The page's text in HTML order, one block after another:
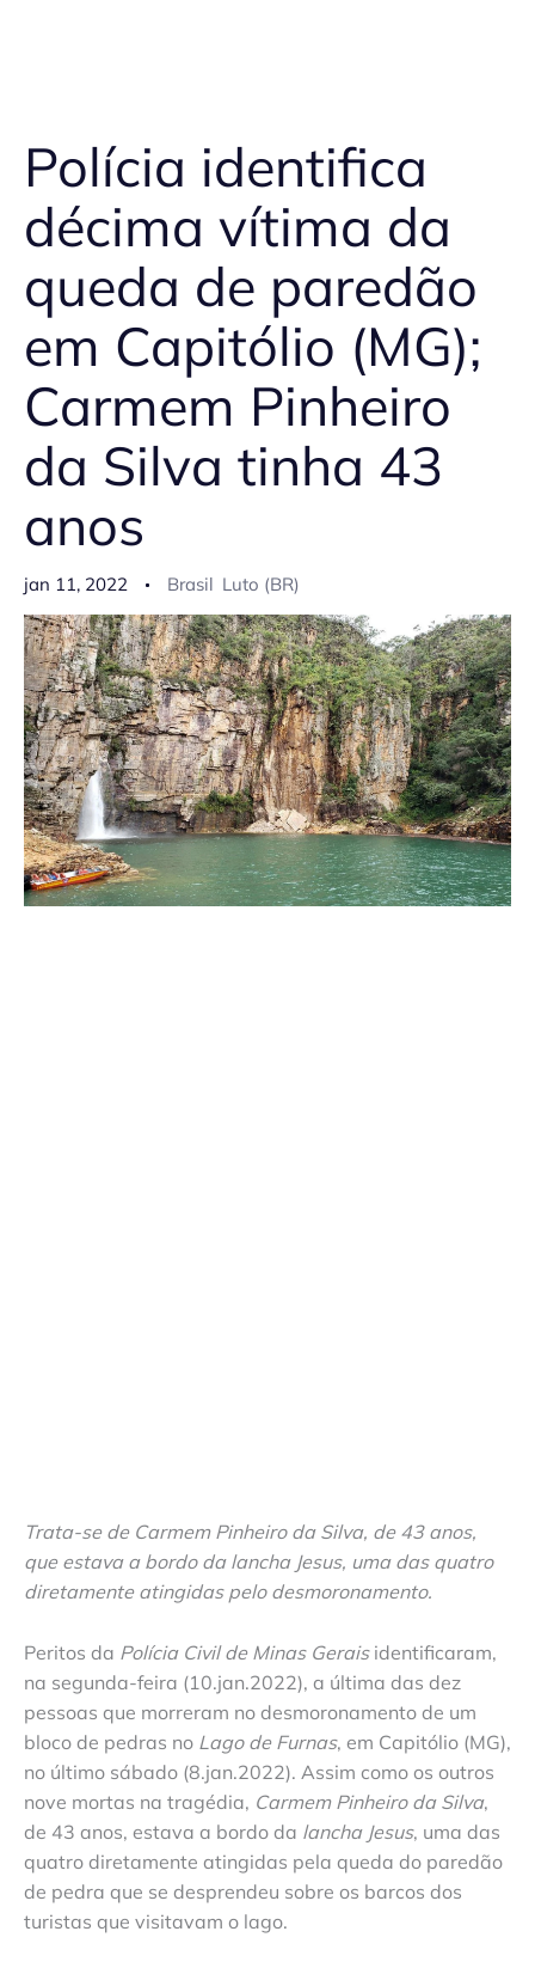
Polícia identifica
décima vítima da
queda de paredão
em Capitólio (MG);
Carmem Pinheiro
da Silva tinha 43
anos
jan 11, 2022 Brasil Luto (BR)
Trata-se de Carmem Pinheiro da Silva, de 43 anos,
que estava a bordo da lancha Jesus, uma das quatro
diretamente atingidas pelo desmoronamento.
Peritos da Polícia Civil de Minas Geraisidentificaram,
na segunda-feira (10.jan.2022), a última das dez
pessoas que morreram no desmoronamento de um
bloco de pedras no Lago de Furnas, em Capitólio (MG),
no último sábado (8.jan.2022). Assim como os outros
nove mortas na tragédia, Carmem Pinheiro da Silva,
de 43 anos, estava a bordo da lancha Jesus, uma das
quatro diretamente atingidas pela queda do paredão
de pedra que se desprendeu sobre os barcos dos
turistas que visitavam o lago.